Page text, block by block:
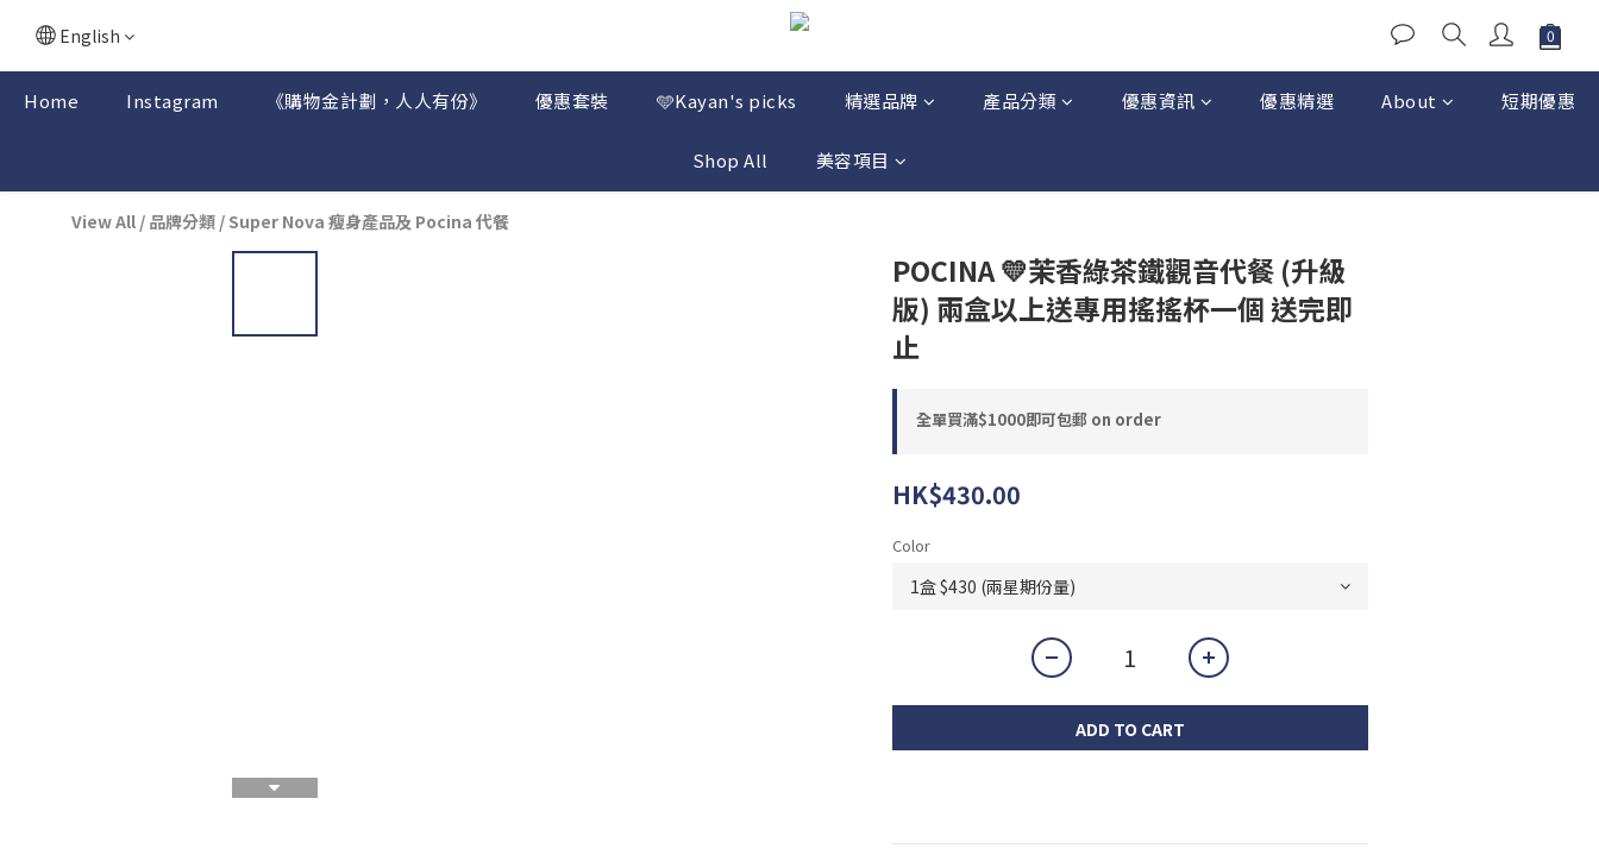
English
Home Instagram 《購物金計劃，人人有份》 優惠套裝 🩵Kayan's picks 精選品牌 產品分類 優惠資訊 優惠精選 About 短期優惠
Shop All 美容項目
View All / 品牌分類 / Super Nova 瘦身產品及 Pocina 代餐
POCINA 💛茉香綠茶鐵觀音代餐 (升級
版) 兩盒以上送專用搖搖杯一個 送完即
止
全單買滿$1000即可包郵 on order
HK$430.00
Color
ADD TO CART